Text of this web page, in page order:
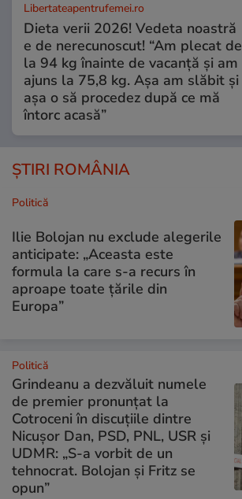
Libertateapentrufemei.ro
Dieta verii 2026! Vedeta noastră
e de nerecunoscut! “Am plecat de
la 94 kg înainte de vacanță și am
ajuns la 75,8 kg. Așa am slăbit și
așa o să procedez după ce mă
întorc acasă”
ȘTIRI ROMÂNIA
Politică
Ilie Bolojan nu exclude alegerile
anticipate: „Aceasta este
formula la care s-a recurs în
aproape toate ţările din
Europa”
Politică
Grindeanu a dezvăluit numele
de premier pronunțat la
Cotroceni în discuțiile dintre
Nicușor Dan, PSD, PNL, USR și
UDMR: „S-a vorbit de un
tehnocrat. Bolojan și Fritz se
opun”